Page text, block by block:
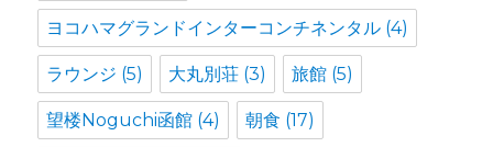
ヨコハマグランドインターコンチネンタル (4)
ラウンジ (5) 大丸別荘 (3) 旅館 (5)
望楼Noguchi函館 (4) 朝食 (17)